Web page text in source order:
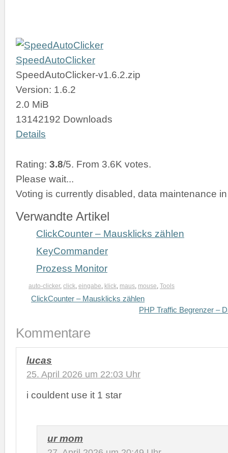
SpeedAutoClicker
SpeedAutoClicker-v1.6.2.zip
Version: 1.6.2
2.0 MiB
13142192 Downloads
Details
Rating: 3.8/5. From 3.6K votes.
Please wait...
Voting is currently disabled, data maintenance
Verwandte Artikel
ClickCounter – Mausklicks zählen
KeyCommander
Prozess Monitor
auto-clicker, click, eingabe, klick, maus, mouse, Tools
ClickCounter – Mausklicks zählen
PHP Traffic Begrenzer –
Kommentare
lucas
25. April 2026 um 22:03 Uhr
i couldent use it 1 star
ur mom